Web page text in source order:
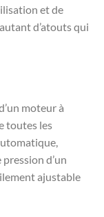
et de
d’atouts qui
moteur à
toutes les
d’un
ajustable